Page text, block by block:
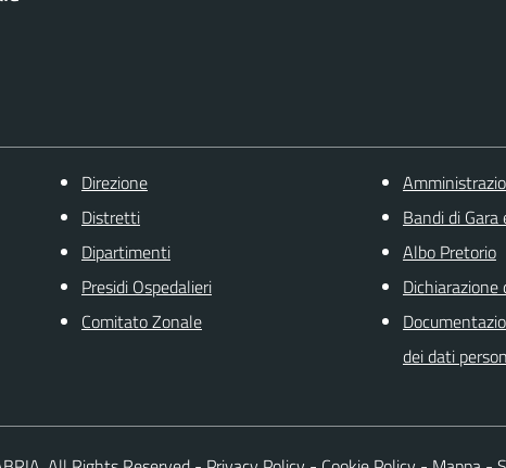
Direzione
Distretti
Dipartimenti
Presidi Ospedalieri
Comitato Zonale
Bandi di
Albo Pretorio
Dichiarazione
dei dati